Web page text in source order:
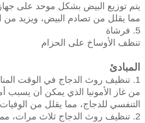
يتم توزيع البيض بشكل موحد على
مما يقلل من تصادم البيض، ويزيد من
5. فرشاة
تنظف الأوساخ على الحزام
المبادئ
1. تنظيف روث الدجاج في الوقت
من غاز الأمونيا الذي يمكن أن يسبب
التنفسي للدجاج، مما يقلل من الوفيات
2. تنظيف روث الدجاج ثلاث مرات،